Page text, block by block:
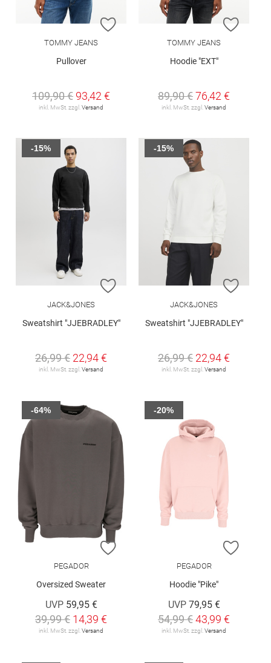
ZUR WUNSCHLISTE HINZUFÜGEN
TOMMY JEANS
Pullover
109,90 € 93,42 €
inkl. MwSt. zzgl. Versand
ZUR
TOMMY JEANS
Hoodie "EXT"
89,90 €76,42 €
inkl. MwSt. zzgl. Versand
ZUR WUNSCHLISTE HINZUFÜGEN
JACK&JONES
Sweatshirt "JJEBRADLEY"
26,99 € 22,94 €
inkl. MwSt. zzgl. Versand
-15%
ZUR
JACK&JONES
Sweatshirt "JJEBRADLEY"
26,99 € 22,94 €
inkl. MwSt. zzgl. Versand
-15%
ZUR WUNSCHLISTE HINZUFÜGEN
PEGADOR
Oversized Sweater
UVP 59,95 €
39,99 € 14,39 €
inkl. MwSt. zzgl.Versand
-64%
ZUR
PEGADOR
Hoodie "Pike"
UVP 79,95 €
54,99 €43,99 €
inkl. MwSt. zzgl.Versand
-20%